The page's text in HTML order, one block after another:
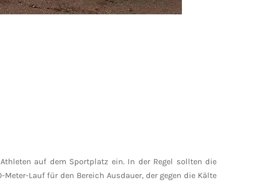
auf dem Sportplatz ein. In der Regel sollten die
Lauf für den Bereich Ausdauer, der gegen die Kälte